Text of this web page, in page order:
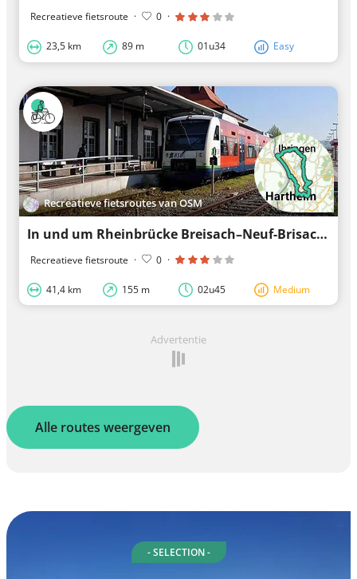
Recreatieve fietsroute · 0 ·
23,5 km 89 m 01u34 Easy
Recreatieve fietsroutes van OSM
In und um Rheinbrücke Breisach–Neuf-Brisach
Recreatieve fietsroute · 0 ·
41,4 km 155 m 02u45 Medium
Advertentie
Alle routes weergeven
- SELECTION -